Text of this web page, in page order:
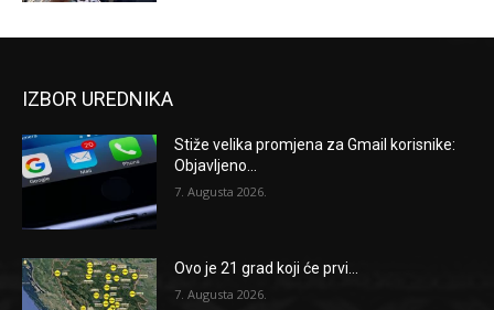
IZBOR UREDNIKA
Stiže velika promjena za Gmail korisnike:
Objavljeno...
7. Augusta 2026.
Ovo je 21 grad koji će prvi...
7. Augusta 2026.